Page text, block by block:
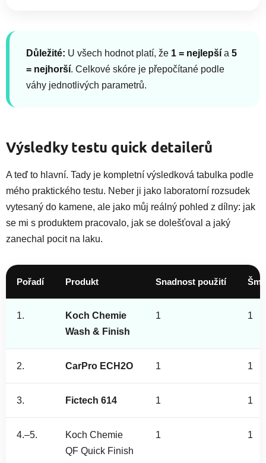
Důležité: U všech hodnot platí, že 1 = nejlepší a 5
= nejhorší. Celkové skóre je přepočítané podle
váhy jednotlivých parametrů.
Výsledky testu quick detailerů
A teď to hlavní. Tady je kompletní výsledková tabulka podle
mého praktického testu. Neber ji jako laboratorní rozsudek
vytesaný do kamene, ale jako můj reálný pohled z dílny: jak
se mi s produktem pracovalo, jak se dolešťoval a jaký
zanechal pocit na laku.
Pořadí Produkt Snadnost použití
1.
Koch Chemie
Wash & Finish
1 1
2. CarPro ECH2O 1 1
3. Fictech 614 1 1
4.–5.
Koch Chemie
QF Quick Finish
1 1